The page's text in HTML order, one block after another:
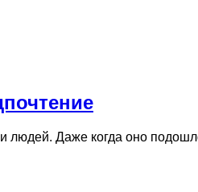
Даже когда оно